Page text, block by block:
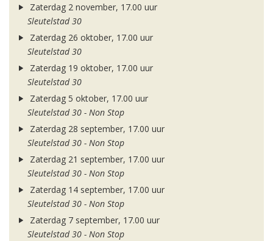
Zaterdag 2 november, 17.00 uur
Sleutelstad 30
Zaterdag 26 oktober, 17.00 uur
Sleutelstad 30
Zaterdag 19 oktober, 17.00 uur
Sleutelstad 30
Zaterdag 5 oktober, 17.00 uur
Sleutelstad 30 - Non Stop
Zaterdag 28 september, 17.00 uur
Sleutelstad 30 - Non Stop
Zaterdag 21 september, 17.00 uur
Sleutelstad 30 - Non Stop
Zaterdag 14 september, 17.00 uur
Sleutelstad 30 - Non Stop
Zaterdag 7 september, 17.00 uur
Sleutelstad 30 - Non Stop